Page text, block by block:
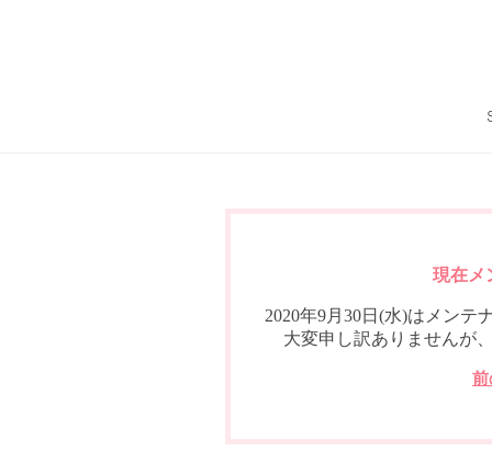
現在メ
2020年9月30日(水)はメンテ
大変申し訳ありませんが
前